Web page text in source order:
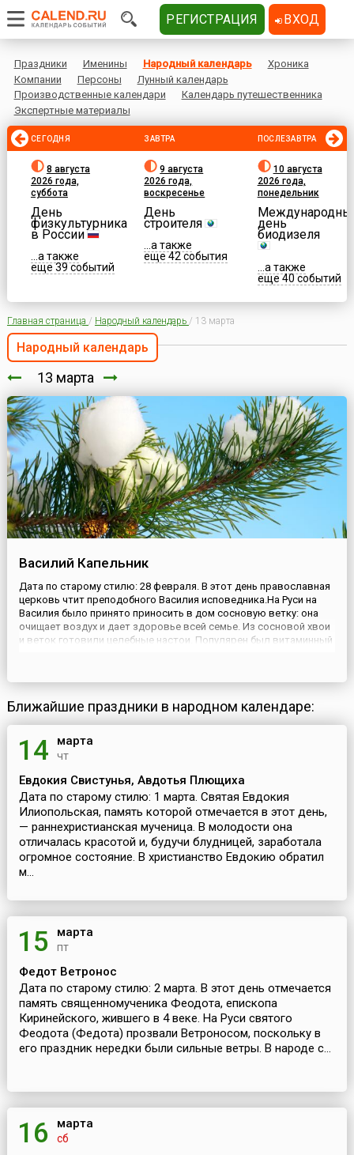
Праздники Именины Народный календарь
Хроника
Компании
Персоны
Лунный календарь
Производственные календари
Календарь путешественника
Экспертные материалы
СЕГОДНЯ
8 августа
2026 года,
суббота
День
физкультурника
в России
...а также
еще 39 событий
ЗАВТРА
9 августа
2026 года,
воскресенье
День
строителя
...а также
еще 42 события
ПОСЛЕЗАВТРА
10 августа
2026 года,
понедельник
день
биодизеля
...а также
еще 40 событий
Главная страница / Народный календарь / 13 марта
Народный календарь
13 марта
Василий Капельник
Дата по старому стилю: 28 февраля. В этот день православная
церковь чтит преподобного Василия исповедника.На Руси на
Василия было принято приносить в дом сосновую ветку: она
очищает воздух и дает здоровье всей семье. Из сосновой хвои
и веток готовили целебные настои. Популярен был витаминный
Ближайшие праздники в народном календаре:
14 марта
чт
Евдокия Свистунья, Авдотья Плющиха
Дата по старому стилю: 1 марта. Святая Евдокия
Илиопольская, память которой отмечается в этот день,
— раннехристианская мученица. В молодости она
отличалась красотой и, будучи блудницей, заработала
огромное состояние. В христианство Евдокию обратил
м...
15 марта
пт
Федот Ветронос
Дата по старому стилю: 2 марта. В этот день отмечается
память священномученика Феодота, епископа
Киринейского, жившего в 4 веке. На Руси святого
Феодота (Федота) прозвали Ветроносом, поскольку в
его праздник нередки были сильные ветры. В народе с...
16 марта
сб
РЕГИСТРАЦИЯ ВХОД